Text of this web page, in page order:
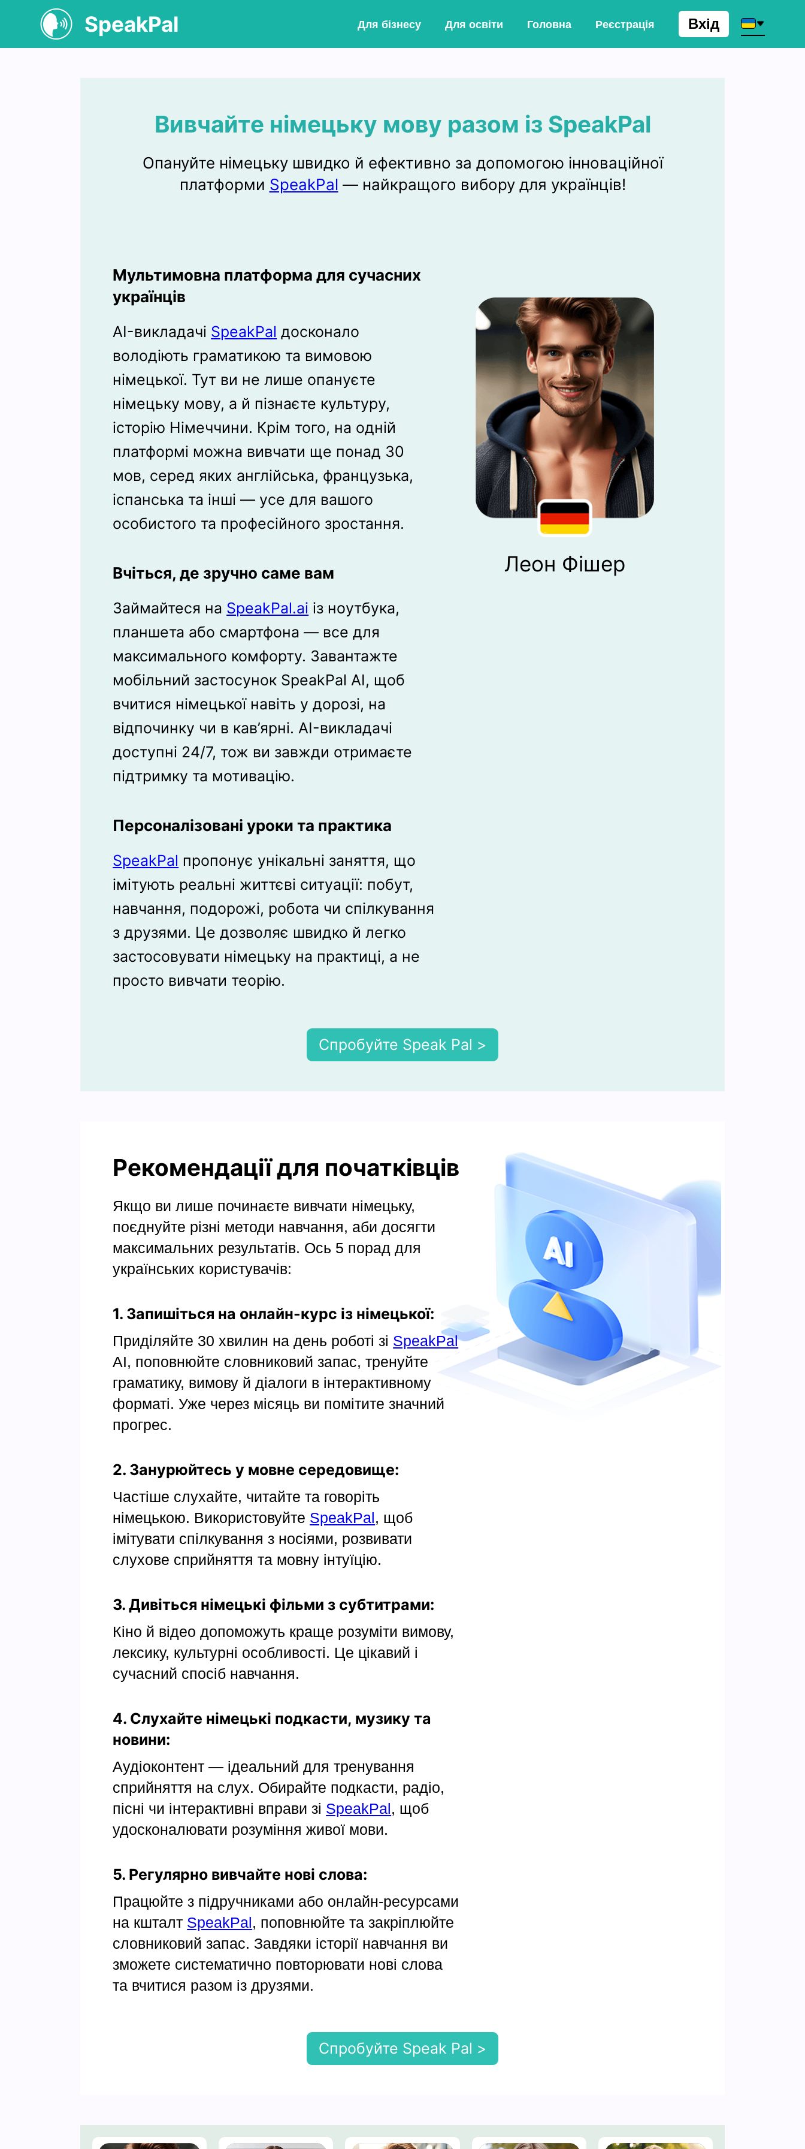
SpeakPal Для бізнесу Для освіти Головна Реєстрація Вхід
Вивчайте німецьку мову разом із SpeakPal
Опануйте німецьку швидко й ефективно за допомогою інноваційної
платформи SpeakPal — найкращого вибору для українців!
Мультимовна платформа для сучасних
українців
AI-викладачі SpeakPal досконало
володіють граматикою та вимовою
німецької. Тут ви не лише опануєте
німецьку мову, а й пізнаєте культуру,
історію Німеччини. Крім того, на одній
платформі можна вивчати ще понад 30
мов, серед яких англійська, французька,
іспанська та інші — усе для вашого
особистого та професійного зростання.
Вчіться, де зручно саме вам
Займайтеся на SpeakPal.ai із ноутбука,
планшета або смартфона — все для
максимального комфорту. Завантажте
мобільний застосунок SpeakPal AI, щоб
вчитися німецької навіть у дорозі, на
відпочинку чи в кав’ярні. AI-викладачі
доступні 24/7, тож ви завжди отримаєте
підтримку та мотивацію.
Персоналізовані уроки та практика
SpeakPal пропонує унікальні заняття, що
імітують реальні життєві ситуації: побут,
навчання, подорожі, робота чи спілкування
з друзями. Це дозволяє швидко й легко
застосовувати німецьку на практиці, а не
просто вивчати теорію.
Леон Фішер
Спробуйте Speak Pal >
Рекомендації для початківців
Якщо ви лише починаєте вивчати німецьку,
поєднуйте різні методи навчання, аби досягти
максимальних результатів. Ось 5 порад для
українських користувачів:
1. Запишіться на онлайн-курс із німецької:
Приділяйте 30 хвилин на день роботі зі SpeakPal
AI, поповнюйте словниковий запас, тренуйте
граматику, вимову й діалоги в інтерактивному
форматі. Уже через місяць ви помітите значний
прогрес.
2. Занурюйтесь у мовне середовище:
Частіше слухайте, читайте та говоріть
німецькою. Використовуйте SpeakPal, щоб
імітувати спілкування з носіями, розвивати
слухове сприйняття та мовну інтуїцію.
3. Дивіться німецькі фільми з субтитрами:
Кіно й відео допоможуть краще розуміти вимову,
лексику, культурні особливості. Це цікавий і
сучасний спосіб навчання.
4. Слухайте німецькі подкасти, музику та
новини:
Аудіоконтент — ідеальний для тренування
сприйняття на слух. Обирайте подкасти, радіо,
пісні чи інтерактивні вправи зі SpeakPal, щоб
удосконалювати розуміння живої мови.
5. Регулярно вивчайте нові слова:
Працюйте з підручниками або онлайн-ресурсами
на кшталт SpeakPal, поповнюйте та закріплюйте
словниковий запас. Завдяки історії навчання ви
зможете систематично повторювати нові слова
та вчитися разом із друзями.
Спробуйте Speak Pal >